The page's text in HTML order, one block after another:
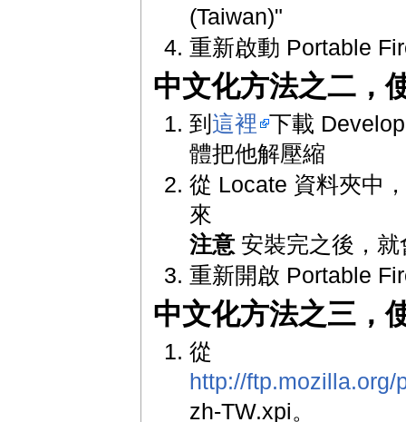
(Taiwan)"
重新啟動 Portable
中文化方法之二，
到這裡 下載
體把他解壓縮
從 Locate 資料夾中
來
注意 安裝完之後，
重新開啟 Portable
中文化方法之三，
從
http://
zh-TW.xpi。